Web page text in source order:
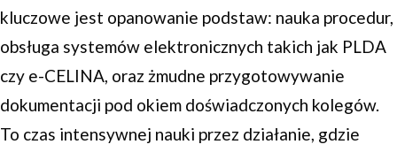
kluczowe jest opanowanie podstaw: nauka procedur,
obsługa systemów elektronicznych takich jak PLDA
czy e-CELINA, oraz żmudne przygotowywanie
dokumentacji pod okiem doświadczonych kolegów.
To czas intensywnej nauki przez działanie, gdzie